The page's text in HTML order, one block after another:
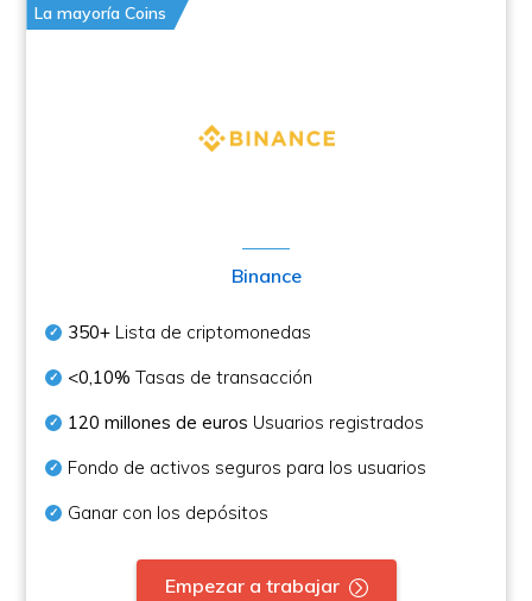
La mayoría Coins
Binance
350+ Lista de criptomonedas
<0,10% Tasas de transacción
120 millones de euros Usuarios registrados
Fondo de activos seguros para los usuarios
Ganar con los depósitos
Empezar a trabajar